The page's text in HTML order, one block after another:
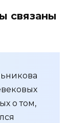
связаны
о том,